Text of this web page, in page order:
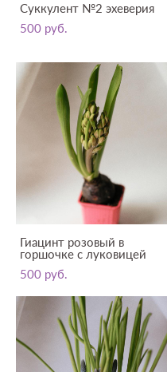
Суккулент №2 эхеверия
500 pуб.
Гиацинт розовый в
горшочке с луковицей
500 pуб.